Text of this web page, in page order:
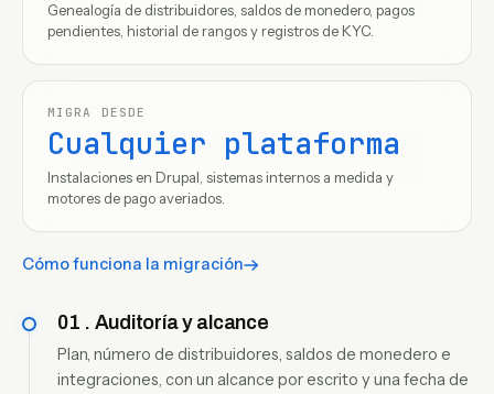
Genealogía de distribuidores, saldos de monedero, pagos
pendientes, historial de rangos y registros de KYC.
MIGRA DESDE
Cualquier plataforma
Instalaciones en Drupal, sistemas internos a medida y
motores de pago averiados.
Cómo funciona la migración
01 . Auditoría y alcance
Plan, número de distribuidores, saldos de monedero e
integraciones, con un alcance por escrito y una fecha de